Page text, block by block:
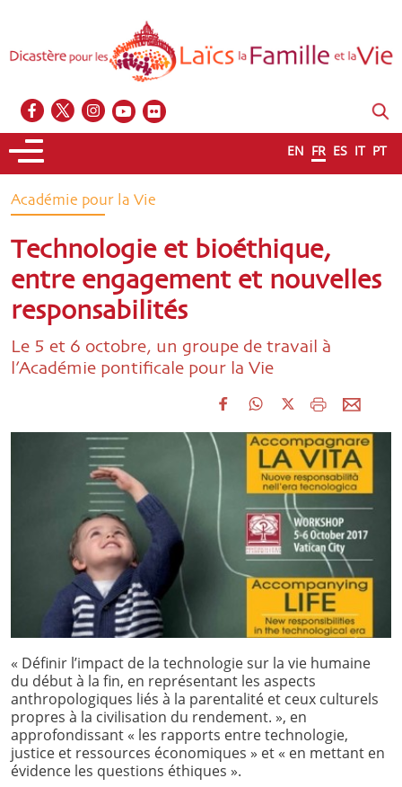
EN FR ES IT PT
Académie pour la Vie
Technologie et bioéthique,
entre engagement et nouvelles
responsabilités
Le 5 et 6 octobre, un groupe de travail à
l’Académie pontificale pour la Vie
« Définir l’impact de la technologie sur la vie humaine
du début à la fin, en représentant les aspects
anthropologiques liés à la parentalité et ceux culturels
propres à la civilisation du rendement. », en
approfondissant « les rapports entre technologie,
justice et ressources économiques » et « en mettant en
évidence les questions éthiques ».